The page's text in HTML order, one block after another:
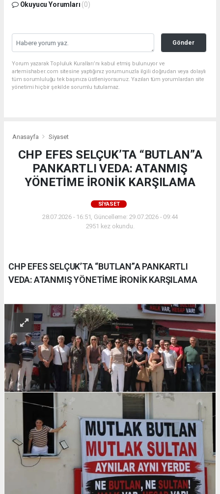
Okuyucu Yorumları (0)
Gönder
Yorum yazarak Topluluk Kuralları’nı kabul etmiş bulunuyor ve
artemishaber.com sitesine yaptığınız yorumunuzla ilgili doğrudan veya dolaylı
tüm sorumluluğu tek başınıza üstleniyorsunuz. Yazılan tüm yorumlardan site
yönetimi hiçbir şekilde sorumlu tutulamaz.
Anasayfa Siyaset
CHP EFES SELÇUK’TA “BUTLAN”A
PANKARTLI VEDA: ATANMIŞ
YÖNETİME İRONİK KARŞILAMA
SIYASET
28.07.2026 - 16:51, Güncelleme: 29.07.2026 - 09:44
2951 kez okundu.
CHP EFES SELÇUK’TA “BUTLAN”A PANKARTLI
VEDA: ATANMIŞ YÖNETİME İRONİK KARŞILAMA